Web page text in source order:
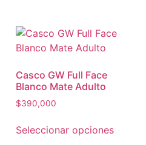
Casco GW Full Face
Blanco Mate Adulto
$390,000
Seleccionar opciones